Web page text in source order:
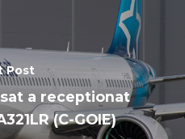
Post
a receptionat
(C-GOIE)